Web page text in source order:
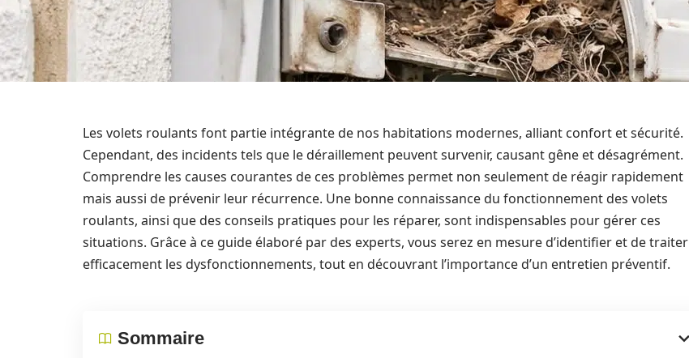
Les volets roulants font partie intégrante de nos habitations modernes, alliant confort et sécurité.
Cependant, des incidents tels que le déraillement peuvent survenir, causant gêne et désagrément.
Comprendre les causes courantes de ces problèmes permet non seulement de réagir rapidement
mais aussi de prévenir leur récurrence. Une bonne connaissance du fonctionnement des volets
roulants, ainsi que des conseils pratiques pour les réparer, sont indispensables pour gérer ces
situations. Grâce à ce guide élaboré par des experts, vous serez en mesure d’identifier et de traiter
efficacement les dysfonctionnements, tout en découvrant l’importance d’un entretien préventif.
Sommaire